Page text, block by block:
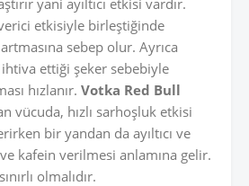
yani ayıltıcı etkisi vardır.
etkisiyle birleştiğinde
sebep olur. Ayrıca
ettiği şeker sebebiyle
hızlanır. Votka Red Bull
vücuda, hızlı sarhoşluk etkisi
bir yandan da ayıltıcı ve
kafein verilmesi anlamına gelir.
olmalıdır.